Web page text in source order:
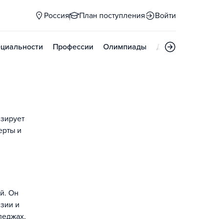
Россия План поступления Войти
Профессии Олимпиады Дни открытых
и
Он
и